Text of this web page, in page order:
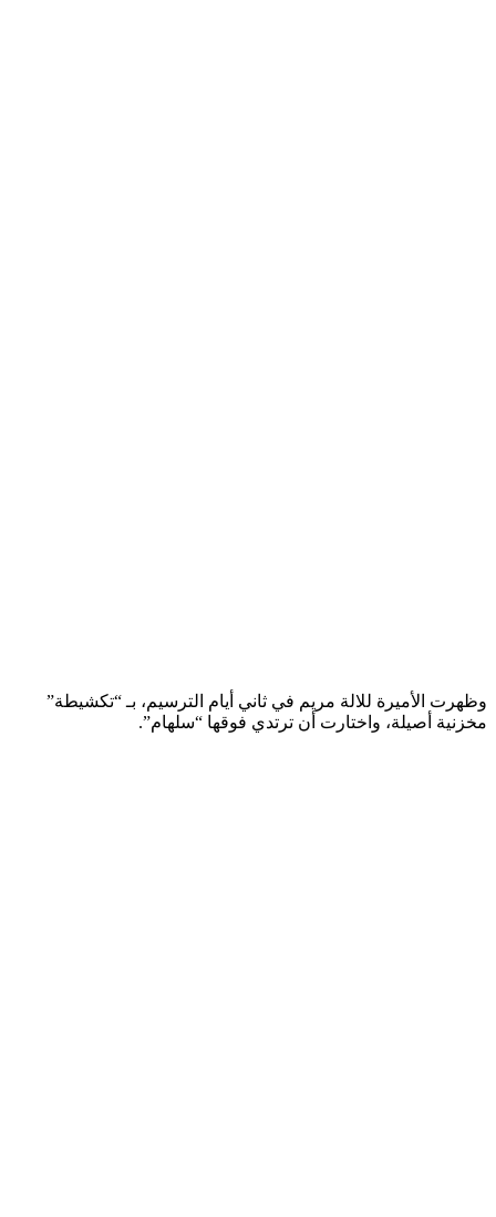
وظهرت الأميرة للالة مريم في ثاني أيام الترسيم، بـ “تكشيطة”
مخزنية أصيلة، واختارت أن ترتدي فوقها “سلهام”.